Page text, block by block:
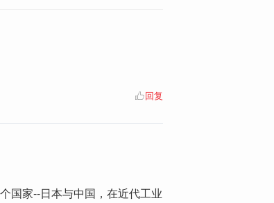
回复
国家--日本与中国，在近代工业